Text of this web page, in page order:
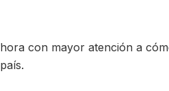
con mayor atención a